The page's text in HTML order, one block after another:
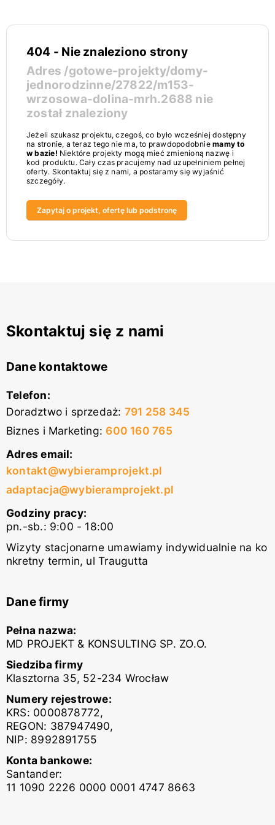
404 - Nie znaleziono strony
Adres /gotowe-projekty/domy-
jednorodzinne/27822/m153-
wrzosowa-dolina-mrh.2688 nie
został znaleziony
Jeżeli szukasz projektu, czegoś, co było wcześniej dostępny
na stronie, a teraz tego nie ma, to prawdopodobniemamy to
w bazie! Niektóre projekty mogą mieć zmienioną nazwę i
kod produktu. Cały czas pracujemy nad uzupełniniem pełnej
oferty. Skontaktuj się z nami, a postaramy się wyjaśnić
szczegóły.
Zapytaj o projekt, ofertę lub podstronę
Skontaktuj się z nami
Dane kontaktowe
Telefon:
Doradztwo i sprzedaż: 791 258 345
Biznes i Marketing: 600 160 765
Adres email:
kontakt@wybieramprojekt.pl
adaptacja@wybieramprojekt.pl
Godziny pracy:
pn.-sb.: 9:00 - 18:00
Wizyty stacjonarne umawiamy indywidualnie na ko
nkretny termin, ul Traugutta
Dane firmy
Pełna nazwa:
MD PROJEKT & KONSULTING SP. ZO.O.
Siedziba firmy
Klasztorna 35, 52-234 Wrocław
Numery rejestrowe:
KRS: 0000878772,
REGON: 387947490,
NIP: 8992891755
Konta bankowe:
Santander:
11 1090 2226 0000 0001 4747 8663